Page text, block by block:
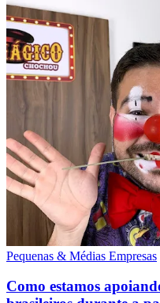
Pequenas & Médias Empresas
Como estamos